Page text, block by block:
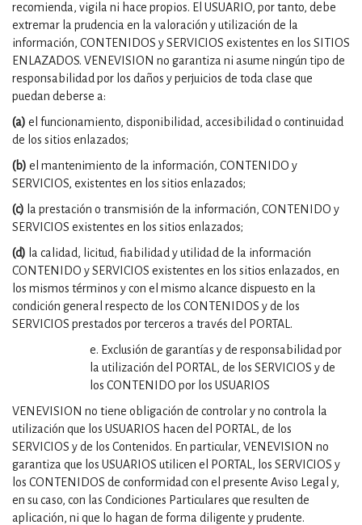
recomienda, vigila ni hace propios. El USUARIO, por tanto, debe
extremar la prudencia en la valoración y utilización de la
información, CONTENIDOS y SERVICIOS existentes en los SITIOS
ENLAZADOS. VENEVISION no garantiza ni asume ningún tipo de
responsabilidad por los daños y perjuicios de toda clase que
puedan deberse a:
(a) el funcionamiento, disponibilidad, accesibilidad o continuidad
de los sitios enlazados;
(b) el mantenimiento de la información, CONTENIDO y
SERVICIOS, existentes en los sitios enlazados;
(c) la prestación o transmisión de la información, CONTENIDO y
SERVICIOS existentes en los sitios enlazados;
(d) la calidad, licitud, fiabilidad y utilidad de la información
CONTENIDO y SERVICIOS existentes en los sitios enlazados, en
los mismos términos y con el mismo alcance dispuesto en la
condición general respecto de los CONTENIDOS y de los
SERVICIOS prestados por terceros a través del PORTAL.
e. Exclusión de garantías y de responsabilidad por
la utilización del PORTAL, de los SERVICIOS y de
los CONTENIDO por los USUARIOS
VENEVISION no tiene obligación de controlar y no controla la
utilización que los USUARIOS hacen del PORTAL, de los
SERVICIOS y de los Contenidos. En particular, VENEVISION no
garantiza que los USUARIOS utilicen el PORTAL, los SERVICIOS y
los CONTENIDOS de conformidad con el presente Aviso Legal y,
en su caso, con las Condiciones Particulares que resulten de
aplicación, ni que lo hagan de forma diligente y prudente.